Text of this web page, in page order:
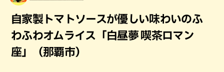
自家製トマトソースが優しい味わいのふ
わふわオムライス「白昼夢 喫茶ロマン
座」（那覇市）